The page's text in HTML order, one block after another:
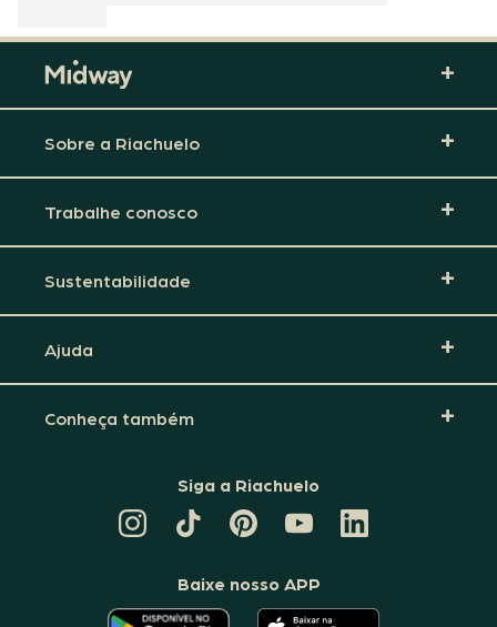
Sobre a Riachuelo
Trabalhe conosco
Sustentabilidade
Ajuda
Conheça também
Siga a Riachuelo
TIKTOK
DA
PINTEREST
DA
CANAL
DA
RIACHUELO
LINKEDIN
DA
Baixe nosso APP
O O